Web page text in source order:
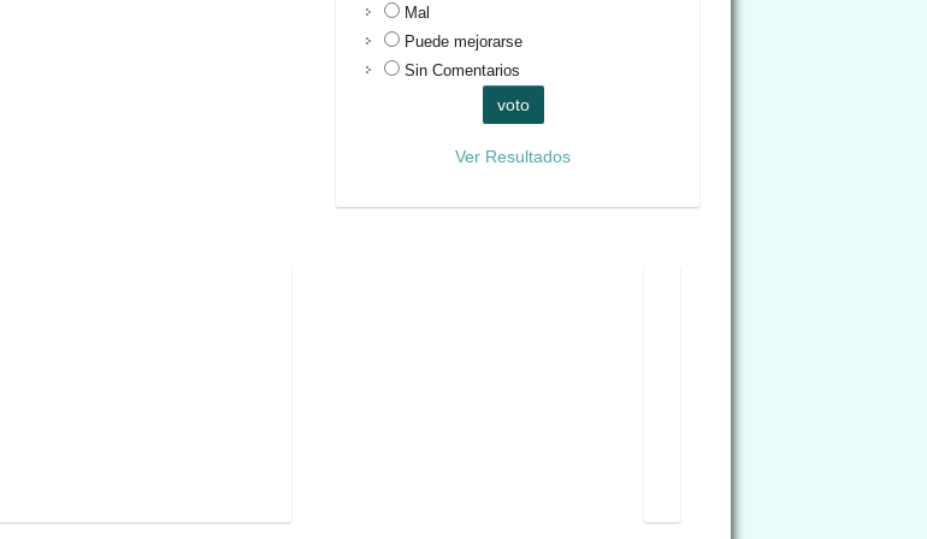
Mal
Puede mejorarse
Sin Comentarios
Ver Resultados